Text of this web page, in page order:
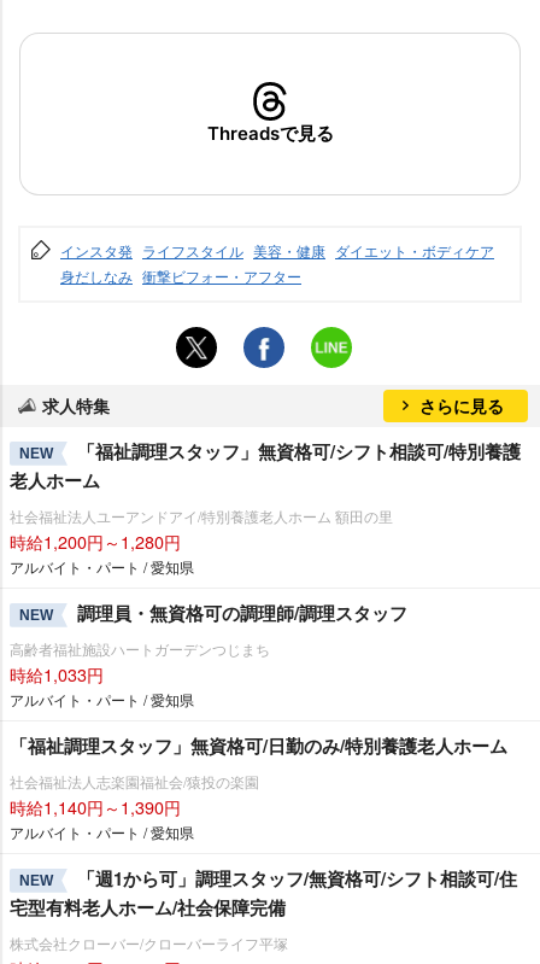
Threadsで見る
インスタ発 ライフスタイル 美容・健康 ダイエット・ボディケア
身だしなみ 衝撃ビフォー・アフター
求人特集 さらに見る
NEW
「福祉調理スタッフ」無資格可/シフト相談可/特別養護
老人ホーム
社会福祉法人ユーアンドアイ/特別養護老人ホーム 額田の里
時給1,200円～1,280円
アルバイト・パート / 愛知県
NEW 調理員・無資格可の調理師/調理スタッフ
高齢者福祉施設ハートガーデンつじまち
時給1,033円
アルバイト・パート / 愛知県
「福祉調理スタッフ」無資格可/日勤のみ/特別養護老人ホーム
社会福祉法人志楽園福祉会/猿投の楽園
時給1,140円～1,390円
アルバイト・パート / 愛知県
NEW
「週1から可」調理スタッフ/無資格可/シフト相談可/住
宅型有料老人ホーム/社会保障完備
株式会社クローバー/クローバーライフ平塚